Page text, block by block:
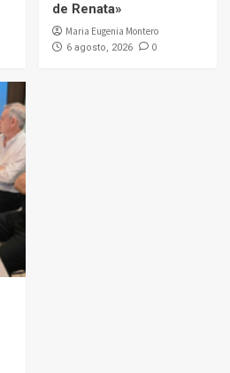
de Renata»
Maria Eugenia Montero
6 agosto, 2026 0